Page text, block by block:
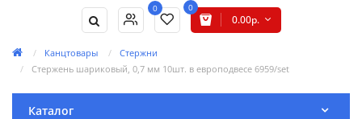
0 0
0.00р.
Канцтовары
Стержни
Стержень шариковый, 0,7 мм 10шт. в европодвесе 6959/set
Каталог